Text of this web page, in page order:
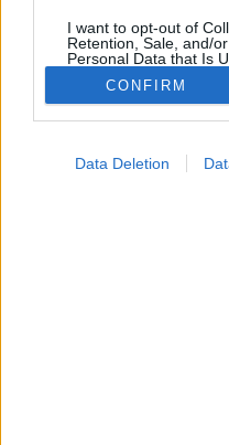
I want to opt-out of
Retention, Sale, and/
Personal Data that Is
Purposes for which it
Opted Out
CONFIRM
Data Deletion
#allergia#influenza
#orvosmeteorológia
#pajzsmirigy#reflux
Regisztráció